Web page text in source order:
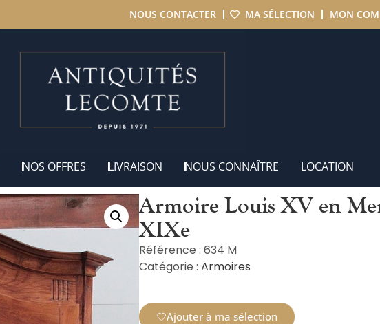
NOUS CONTACTER MA SÉLECTION MON
NOS OFFRES LIVRAISON NOUS CONNAÎTRE LOCATION
Armoire Louis XV en
XIXe
Référence : 634 M
Catégorie : Armoires
Ajouter à ma sélection